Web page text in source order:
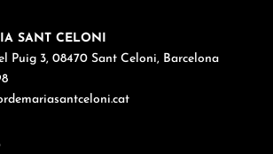
SANT CELONI
Puig 3, 08470 Sant Celoni, Barcelona